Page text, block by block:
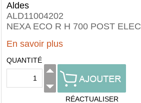
Aldes
ALD11004202
NEXA ECO R H 700 POST ELEC
En savoir plus
QUANTITÉ
RÉACTUALISER